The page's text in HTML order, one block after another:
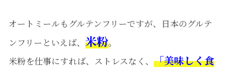
オートミールもグルテンフリーですが、日本のグルテ
ンフリーといえば、 米粉。
米粉を仕事にすれば、ストレスなく、 「美味しく食